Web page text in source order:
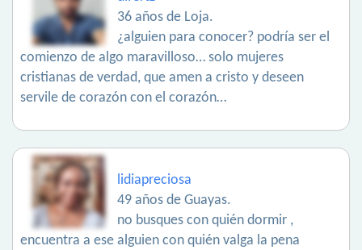
36 años de Loja.
¿alguien para conocer? podría ser el
comienzo de algo maravilloso… solo mujeres
cristianas de verdad, que amen a cristo y deseen
servile de corazón con el corazón…
lidiapreciosa
49 años de Guayas.
no busques con quién dormir ,
encuentra a ese alguien con quién valga la pena